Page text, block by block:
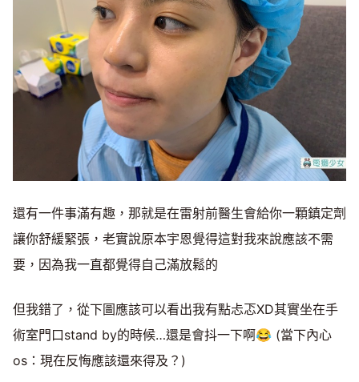
還有一件事滿有趣，那就是在雷射前醫生會給你一顆鎮定劑
讓你舒緩緊張，老實說原本宇恩覺得這對我來說應該不需
要，因為我一直都覺得自己滿放鬆的
但我錯了，從下圖應該可以看出我有點忐忑XD其實坐在手
術室門口stand by的時候…還是會抖一下啊😂 (當下內心
os：現在反悔應該還來得及？)